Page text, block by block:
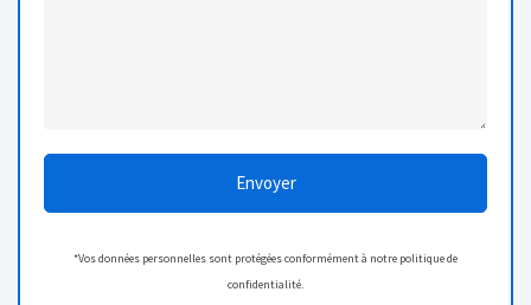
Envoyer
*Vos données personnelles sont protégées conformément à notre politique de
confidentialité.